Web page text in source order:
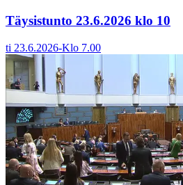
Täysistunto 23.6.2026 klo 10
ti 23.6.2026-Klo 7.00